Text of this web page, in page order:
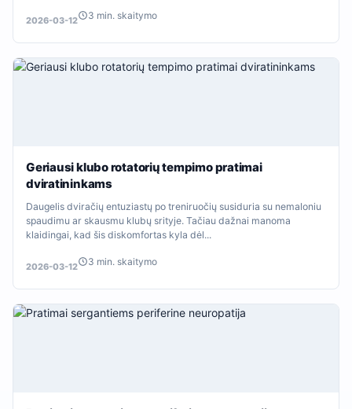
2026-03-12 3 min. skaitymo
Geriausi klubo rotatorių tempimo pratimai
dviratininkams
Daugelis dviračių entuziastų po treniruočių susiduria su nemaloniu
spaudimu ar skausmu klubų srityje. Tačiau dažnai manoma
klaidingai, kad šis diskomfortas kyla dėl...
2026-03-12 3 min. skaitymo